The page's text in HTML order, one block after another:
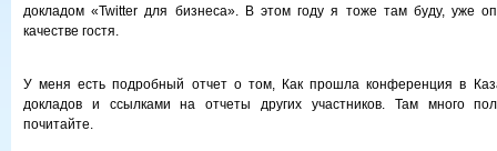
докладом «Twitter для бизнеса». В этом году я тоже там буду, уже
качестве гостя.
У меня есть подробный отчет о том, Как прошла конференция в
докладов и ссылками на отчеты других участников. Там много
почитайте.